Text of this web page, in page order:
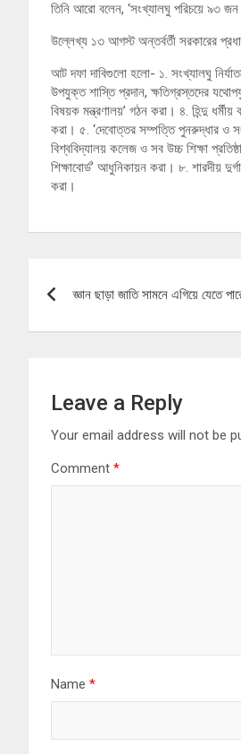
তিনি আরো বলেন, ‘সংখ্যালঘু পরিচয়ে ৯৩ জন
উল্লেখ্য ১৩ আগস্ট অন্তর্বর্তী সরকারের
আট দফা দাবিগুলো হলো- ১. সংখ্যালঘু
উপযুক্ত শাস্তি প্রদান, ক্ষতিগ্রস্তদের
বিষয়ক মন্ত্রণালয়’ গঠন করা। ৪. হিন্দু
করা। ৫. ‘দেবোত্তর সম্পত্তি পুনরুদ্ধার ও
বিশ্ববিদ্যালয় কলেজ ও সব উচ্চ শিক্ষা
শিক্ষাবোর্ড’ আধুনিকায়ন করা। ৮. শারদীয়
করা।
জ্ঞান ছাড়া জাতি সামনে এগিয়ে যেতে
Leave a Reply
Your email address will not be
Comment *
Name *